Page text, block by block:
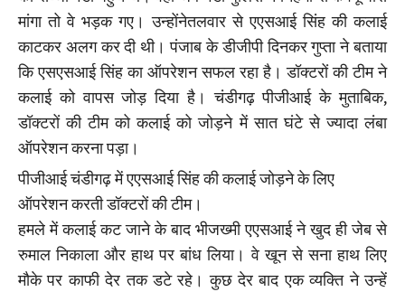
मांगा तो वे भड़क गए। उन्होंनेतलवार से एएसआई सिंह की कलाई
काटकर अलग कर दी थी। पंजाब के डीजीपी दिनकर गुप्ता ने बताया
कि एसएसआई सिंह का ऑपरेशन सफल रहा है। डॉक्टरों की टीम ने
कलाई को वापस जोड़ दिया है। चंडीगढ़ पीजीआई के मुताबिक,
डॉक्टरों की टीम को कलाई को जोड़ने में सात घंटे से ज्यादा लंबा
ऑपरेशन करना पड़ा।
पीजीआई चंडीगढ़ में एएसआई सिंह की कलाई जोड़ने के लिए
ऑपरेशन करती डॉक्टरों की टीम।
हमले में कलाई कट जाने के बाद भीजख्मी एएसआई ने खुद ही जेब से
रुमाल निकाला और हाथ पर बांध लिया। वे खून से सना हाथ लिए
मौके पर काफी देर तक डटे रहे। कुछ देर बाद एक व्यक्ति ने उन्हें